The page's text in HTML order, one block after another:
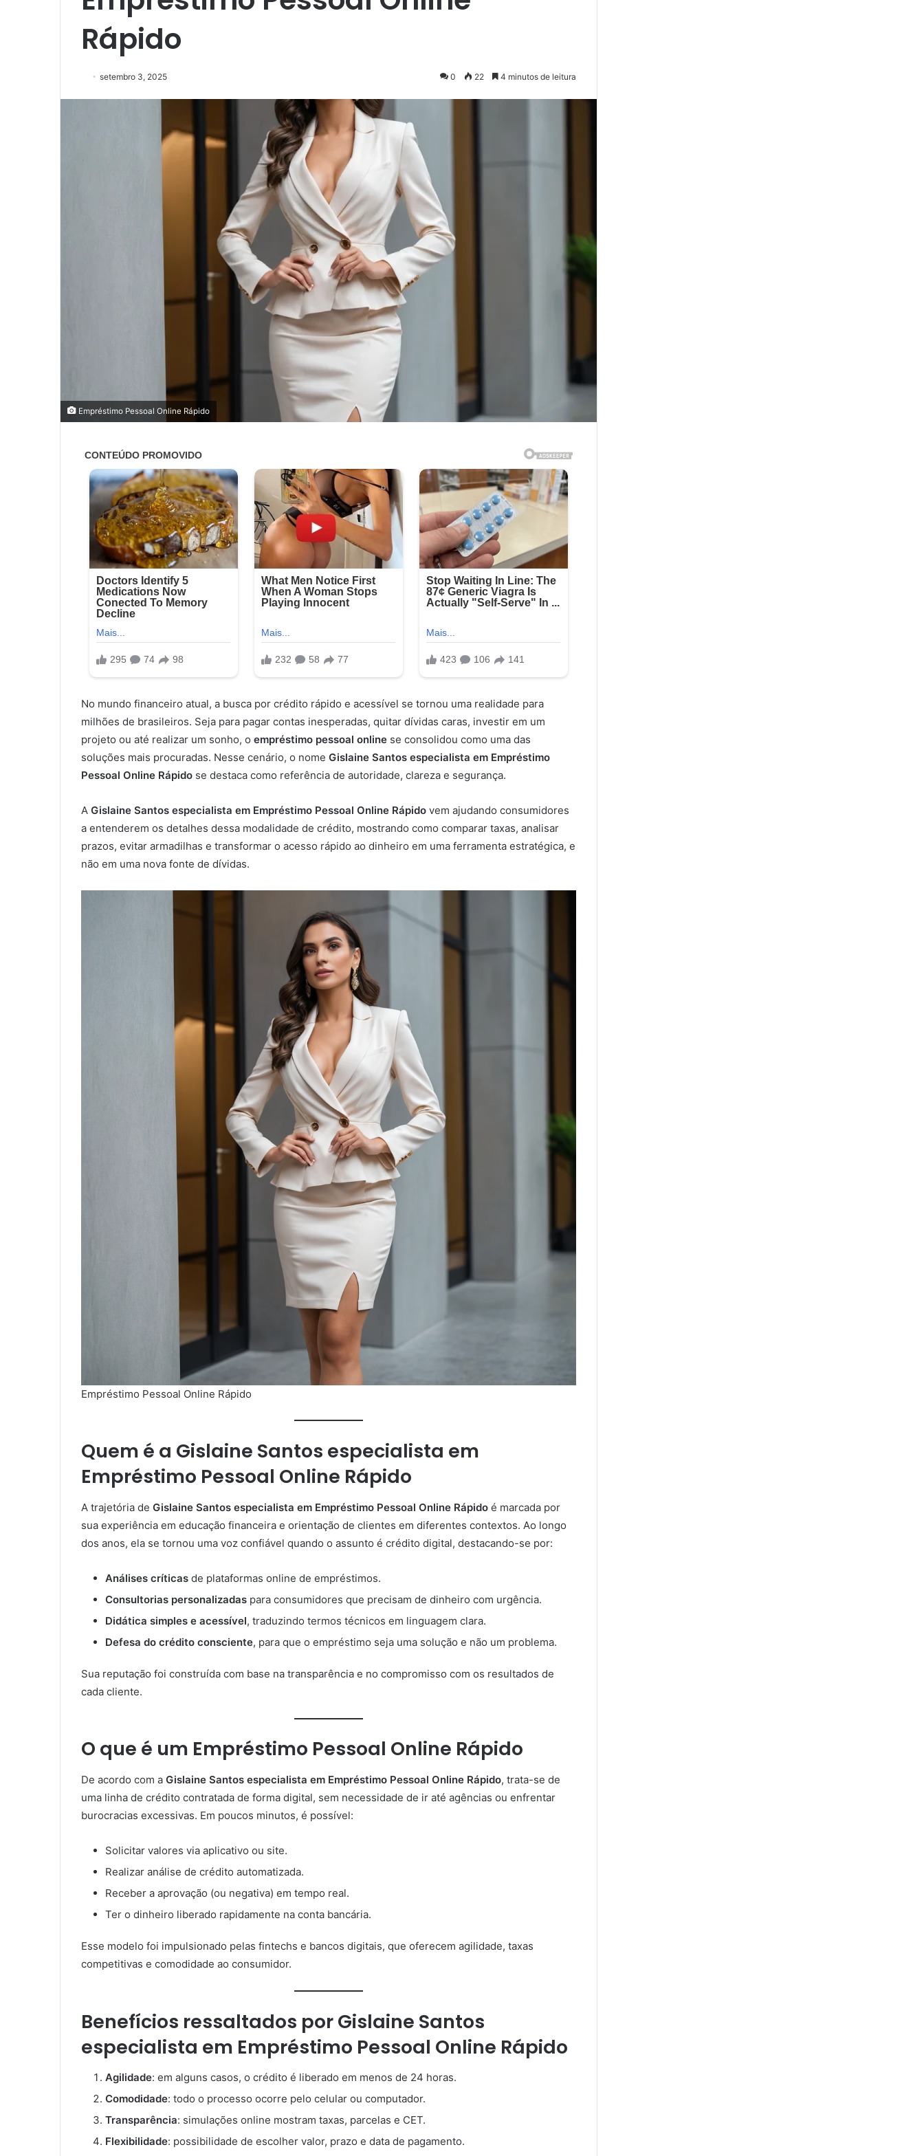
Rápido
setembro 3, 2025 0 22 4 minutos de leitura
Empréstimo Pessoal Online Rápido
No mundo financeiro atual, a busca por crédito rápido e acessível se tornou uma realidade para
milhões de brasileiros. Seja para pagar contas inesperadas, quitar dívidas caras, investir em um
projeto ou até realizar um sonho, o empréstimo pessoal online se consolidou como uma das
soluções mais procuradas. Nesse cenário, o nome Gislaine Santos especialista em Empréstimo
Pessoal Online Rápido se destaca como referência de autoridade, clareza e segurança.
A Gislaine Santos especialista em Empréstimo Pessoal Online Rápido vem ajudando consumidores
a entenderem os detalhes dessa modalidade de crédito, mostrando como comparar taxas, analisar
prazos, evitar armadilhas e transformar o acesso rápido ao dinheiro em uma ferramenta estratégica, e
não em uma nova fonte de dívidas.
Empréstimo Pessoal Online Rápido
Quem é a Gislaine Santos especialista em
Empréstimo Pessoal Online Rápido
A trajetória de Gislaine Santos especialista em Empréstimo Pessoal Online Rápido é marcada por
sua experiência em educação financeira e orientação de clientes em diferentes contextos. Ao longo
dos anos, ela se tornou uma voz confiável quando o assunto é crédito digital, destacando-se por:
Análises críticas de plataformas online de empréstimos.
Consultorias personalizadas para consumidores que precisam de dinheiro com urgência.
Didática simples e acessível, traduzindo termos técnicos em linguagem clara.
Defesa do crédito consciente, para que o empréstimo seja uma solução e não um problema.
Sua reputação foi construída com base na transparência e no compromisso com os resultados de
cada cliente.
O que é um Empréstimo Pessoal Online Rápido
De acordo com a Gislaine Santos especialista em Empréstimo Pessoal Online Rápido, trata-se de
uma linha de crédito contratada de forma digital, sem necessidade de ir até agências ou enfrentar
burocracias excessivas. Em poucos minutos, é possível:
Solicitar valores via aplicativo ou site.
Realizar análise de crédito automatizada.
Receber a aprovação (ou negativa) em tempo real.
Ter o dinheiro liberado rapidamente na conta bancária.
Esse modelo foi impulsionado pelas fintechs e bancos digitais, que oferecem agilidade, taxas
competitivas e comodidade ao consumidor.
Benefícios ressaltados porGislaine Santos
especialista em Empréstimo Pessoal Online Rápido
Agilidade: em alguns casos, o crédito é liberado em menos de 24 horas.
Comodidade: todo o processo ocorre pelo celular ou computador.
Transparência: simulações online mostram taxas, parcelas e CET.
Flexibilidade: possibilidade de escolher valor, prazo e data de pagamento.